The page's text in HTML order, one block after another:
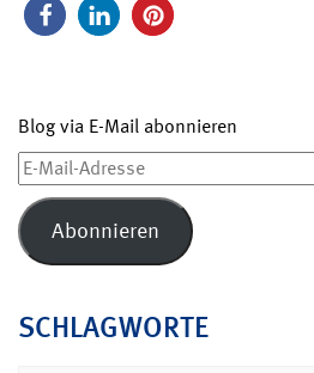
Blog via E-Mail abonnieren
E-
Mail-
Adresse
Abonnieren
SCHLAGWORTE